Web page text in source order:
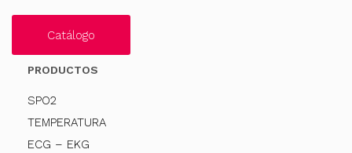
Catálogo
PRODUCTOS
SPO2
TEMPERATURA
ECG – EKG